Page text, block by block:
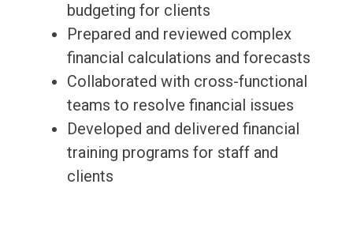
budgeting for clients
Prepared and reviewed complex
financial calculations and forecasts
Collaborated with cross-functional
teams to resolve financial issues
Developed and delivered financial
training programs for staff and
clients